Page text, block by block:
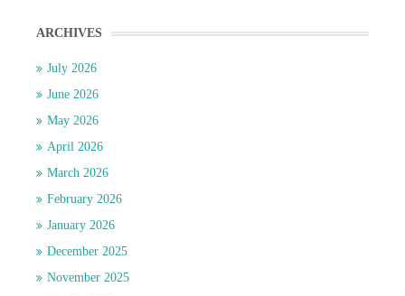
ARCHIVES
July 2026
June 2026
May 2026
April 2026
March 2026
February 2026
January 2026
December 2025
November 2025